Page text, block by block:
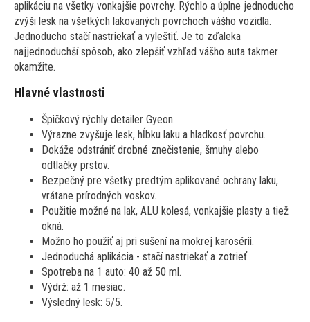
aplikáciu na všetky vonkajšie povrchy. Rýchlo a úplne jednoducho
zvýši lesk na všetkých lakovaných povrchoch vášho vozidla.
Jednoducho stačí nastriekať a vyleštiť. Je to zďaleka
najjednoduchší spôsob, ako zlepšiť vzhľad vášho auta takmer
okamžite.
Hlavné vlastnosti
Špičkový rýchly detailer Gyeon.
Výrazne zvyšuje lesk, hĺbku laku a hladkosť povrchu.
Dokáže odstrániť drobné znečistenie, šmuhy alebo
odtlačky prstov.
Bezpečný pre všetky predtým aplikované ochrany laku,
vrátane prírodných voskov.
Použitie možné na lak, ALU kolesá, vonkajšie plasty a tiež
okná.
Možno ho použiť aj pri sušení na mokrej karosérii.
Jednoduchá aplikácia - stačí nastriekať a zotrieť.
Spotreba na 1 auto: 40 až 50 ml.
Výdrž: až 1 mesiac.
Výsledný lesk: 5/5.